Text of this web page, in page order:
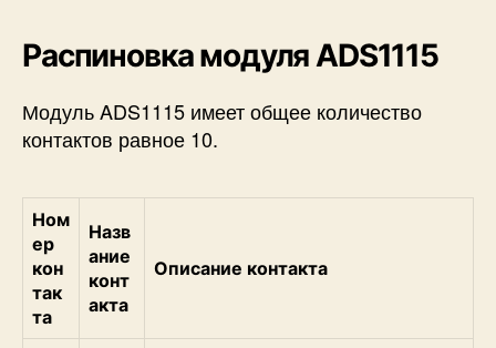
Распиновка модуля ADS1115
Модуль ADS1115 имеет общее количество
контактов равное 10.
Ном
ер
кон
так
та
Назв
ание
конт
акта
Описание контакта